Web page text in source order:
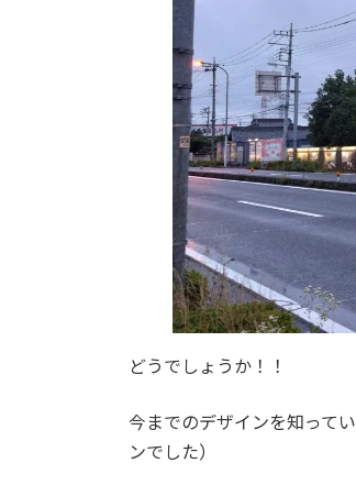
どうでしょうか！！
今までのデザインを知って
ンでした）